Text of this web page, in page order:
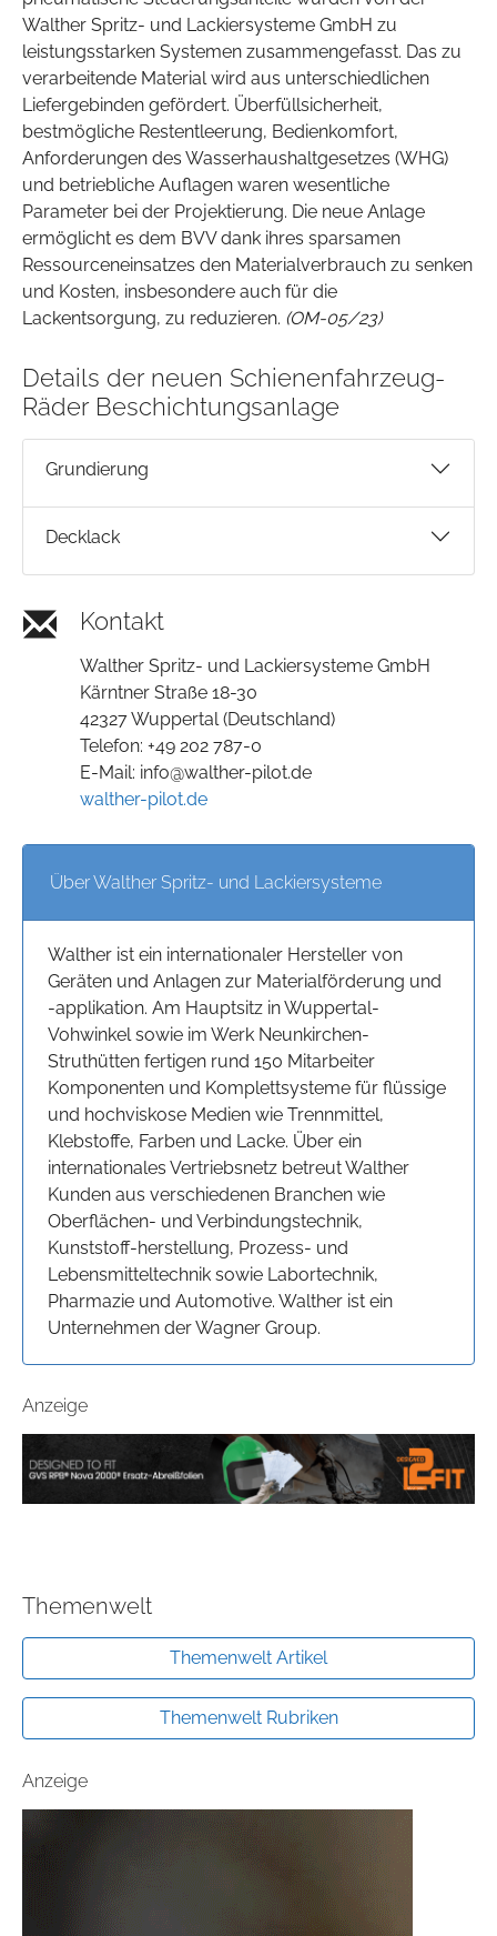
Walther Spritz- und Lackiersysteme GmbH zu
leistungsstarken Systemen zusammengefasst. Das zu
verarbeitende Material wird aus unterschiedlichen
Liefergebinden gefördert. Überfüllsicherheit,
bestmögliche Restentleerung, Bedienkomfort,
Anforderungen des Wasserhaushaltgesetzes (WHG)
und betriebliche Auflagen waren wesentliche
Parameter bei der Projektierung. Die neue Anlage
ermöglicht es dem BVV dank ihres sparsamen
Ressourceneinsatzes den Materialverbrauch zu senken
und Kosten, insbesondere auch für die
Lackentsorgung, zu reduzieren. (OM-05/23)
Details der neuen Schienenfahrzeug-
Räder Beschichtungsanlage
Grundierung
Decklack
Kontakt
Walther Spritz- und Lackiersysteme GmbH
Kärntner Straße 18-30
42327 Wuppertal (Deutschland)
Telefon: +49 202 787-0
E-Mail: info@walther-pilot.de
walther-pilot.de
Über Walther Spritz- und Lackiersysteme
Walther ist ein internationaler Hersteller von
Geräten und Anlagen zur Materialförderung und
-applikation. Am Hauptsitz in Wuppertal-
Vohwinkel sowie im Werk Neunkirchen-
Struthütten fertigen rund 150 Mitarbeiter
Komponenten und Komplettsysteme für flüssige
und hochviskose Medien wie Trennmittel,
Klebstoffe, Farben und Lacke. Über ein
internationales Vertriebsnetz betreut Walther
Kunden aus verschiedenen Branchen wie
Oberflächen- und Verbindungstechnik,
Kunststoff-herstellung, Prozess- und
Lebensmitteltechnik sowie Labortechnik,
Pharmazie und Automotive. Walther ist ein
Unternehmen der Wagner Group.
Anzeige
Themenwelt
Themenwelt Artikel
Themenwelt Rubriken
Anzeige